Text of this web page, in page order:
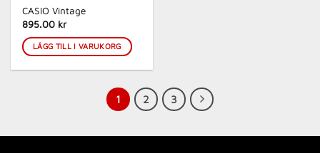
CASIO Vintage
895.00 kr
LÄGG TILL I VARUKORG
1 2 3